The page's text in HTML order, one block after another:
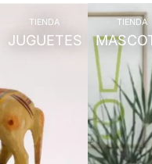
TIENDA
JUGUETES
TIENDA